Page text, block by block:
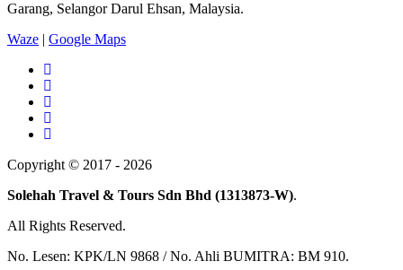
Garang, Selangor Darul Ehsan, Malaysia.
Waze | Google Maps
Copyright © 2017 - 2026
Solehah Travel & Tours Sdn Bhd (1313873-W).
All Rights Reserved.
No. Lesen: KPK/LN 9868 / No. Ahli BUMITRA: BM 910.